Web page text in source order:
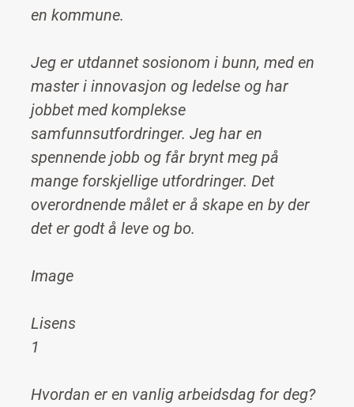
en kommune.
Jeg er utdannet sosionom i bunn, med en
master i innovasjon og ledelse og har
jobbet med komplekse
samfunnsutfordringer. Jeg har en
spennende jobb og får brynt meg på
mange forskjellige utfordringer. Det
overordnende målet er å skape en by der
det er godt å leve og bo.
Image
Lisens
1
Hvordan er en vanlig arbeidsdag for deg?